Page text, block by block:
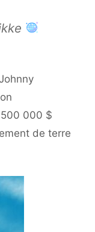
500 000 $
de terre